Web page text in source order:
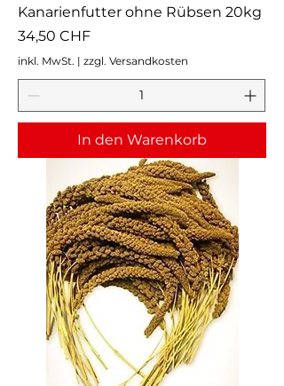
Kanarienfutter ohne Rübsen 20kg
Preis
34,50 CHF
inkl. MwSt. | zzgl. Versandkosten
In den Warenkorb